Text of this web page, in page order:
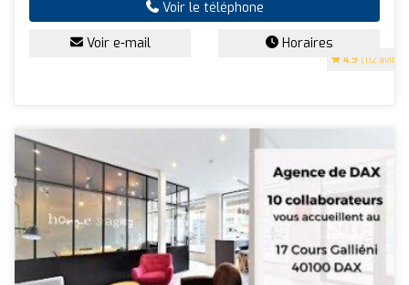
4.9 (112 avis)
Voir le téléphone
Voir e-mail Horaires